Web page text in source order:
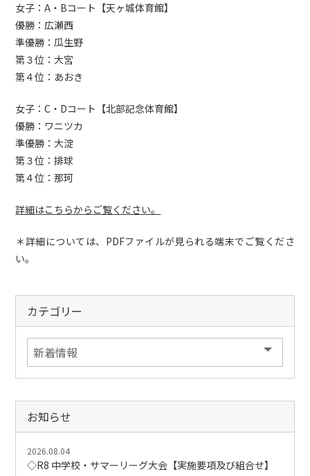
女子：A・Bコート【天ヶ城体育館】
優勝：広瀬西
準優勝：瓜生野
第３位：大宮
第４位：あおき
女子：C・Dコート【北部記念体育館】
優勝：ワニツカ
準優勝：大淀
第３位：排球
第４位：那珂
詳細はこちらからご覧ください。
＊詳細については、PDFファイルが見られる端末でご覧くださ
い。
カテゴリー
お知らせ
2026.08.04
◇R8 中学校・サマーリーグ大会【実施要項及び組合せ】